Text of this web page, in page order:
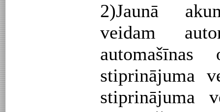
2)Jaunā
veidam
automašīnas
stiprinājuma
stiprinājuma